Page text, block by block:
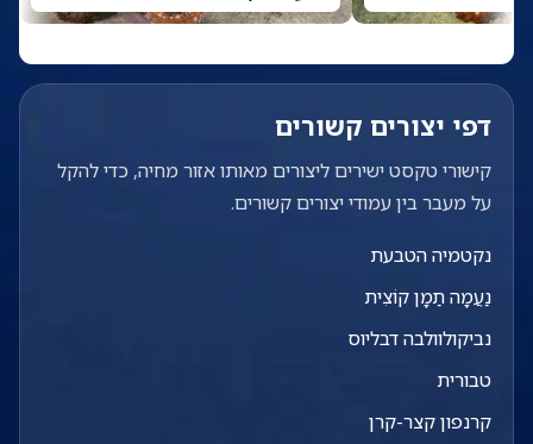
דפי יצורים קשורים
קישורי טקסט ישירים ליצורים מאותו אזור מחיה, כדי להקל
על מעבר בין עמודי יצורים קשורים.
נקטמיה הטבעת
נַעֲמָה תַמָן קוֹצִית
נביקולוולבה דבליוס
טבורית
קרנפון קצר-קרן